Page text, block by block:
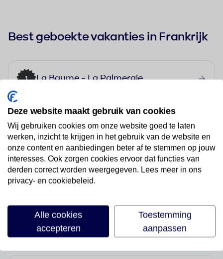
Best geboekte vakanties in Frankrijk
1 La Baume - La Palmeraie
2
★★★
Hôtel Esprit d'Azur
★★★
B&B HOTEL Nice Aéroport Arenas
★★★
Deze website maakt gebruik van cookies
Wij gebruiken cookies om onze website goed te laten
werken, inzicht te krijgen in het gebruik van de website en
onze content en aanbiedingen beter af te stemmen op jouw
interesses. Ook zorgen cookies ervoor dat functies van
derden correct worden weergegeven. Lees meer in ons
privacy- en cookiebeleid.
Alle cookies
accepteren
Toestemming
aanpassen